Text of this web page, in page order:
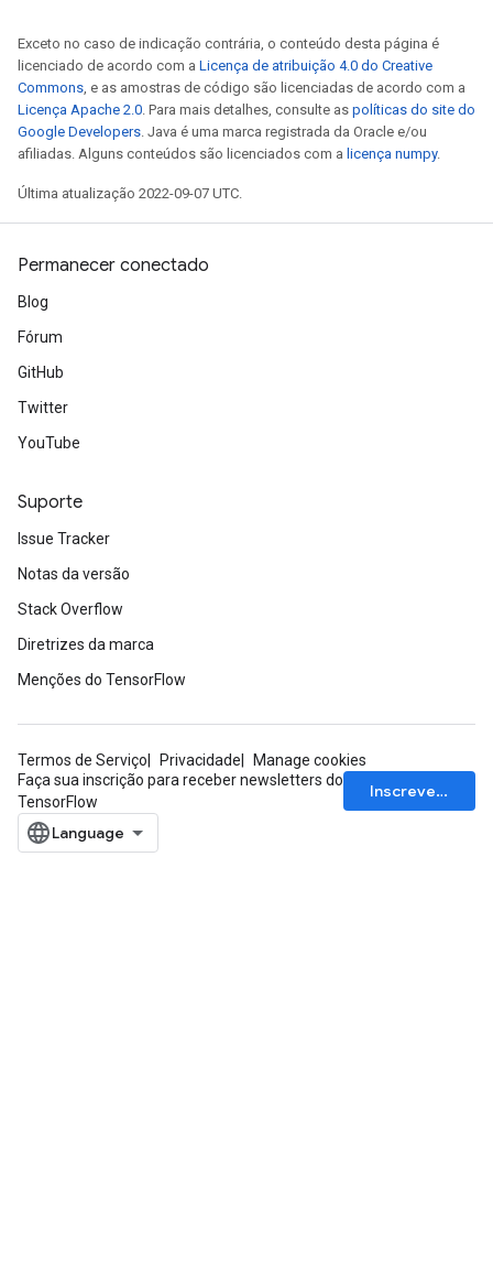
Exceto no caso de indicação contrária, o conteúdo desta página é
licenciado de acordo com a Licença de atribuição 4.0 do Creative
Commons, e as amostras de código são licenciadas de acordo com a
Licença Apache 2.0. Para mais detalhes, consulte as políticas do site do
Google Developers. Java é uma marca registrada da Oracle e/ou
afiliadas. Alguns conteúdos são licenciados com a licença numpy.
Última atualização 2022-09-07 UTC.
Permanecer conectado
Blog
Fórum
GitHub
Twitter
YouTube
Suporte
Issue Tracker
Notas da versão
Stack Overflow
Diretrizes da marca
Menções do TensorFlow
Termos de Serviço Privacidade
Manage cookies
Faça sua inscrição para receber newsletters do
TensorFlow
Inscrever-se